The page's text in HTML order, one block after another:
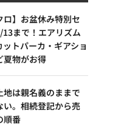
ロ】お盆休み特別セ
13まで！エアリズム
ットパーカ・ギアショ
夏物がお得
地は親名義のままで
い。相続登記から売
順番